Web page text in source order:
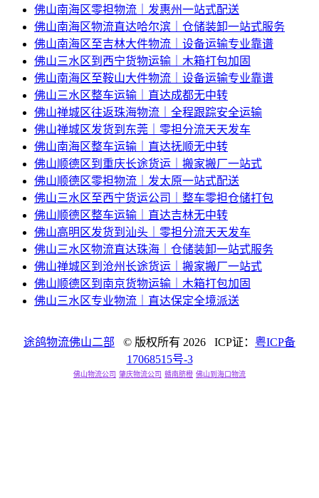
佛山南海区零担物流｜发惠州一站式配送
佛山南海区物流直达哈尔滨｜仓储装卸一站式服务
佛山南海区至吉林大件物流｜设备运输专业靠谱
佛山三水区到西宁货物运输｜木箱打包加固
佛山南海区至鞍山大件物流｜设备运输专业靠谱
佛山三水区整车运输｜直达成都无中转
佛山禅城区往返珠海物流｜全程跟踪安全运输
佛山禅城区发货到东莞｜零担分流天天发车
佛山南海区整车运输｜直达抚顺无中转
佛山顺德区到重庆长途货运｜搬家搬厂一站式
佛山顺德区零担物流｜发太原一站式配送
佛山三水区至西宁货运公司｜整车零担仓储打包
佛山顺德区整车运输｜直达吉林无中转
佛山高明区发货到汕头｜零担分流天天发车
佛山三水区物流直达珠海｜仓储装卸一站式服务
佛山禅城区到沧州长途货运｜搬家搬厂一站式
佛山顺德区到南京货物运输｜木箱打包加固
佛山三水区专业物流｜直达保定全境派送
途鸽物流佛山二部 © 版权所有 2026 ICP证： 粤ICP备
17068515号-3
佛山物流公司 肇庆物流公司 赣南脐橙 佛山到海口物流